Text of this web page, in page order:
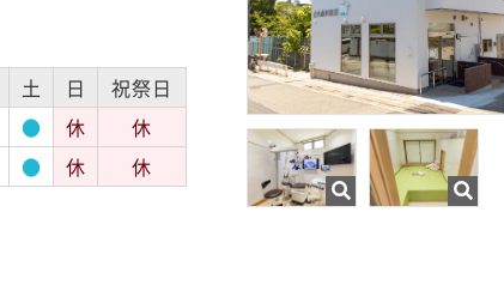
土 日
祝祭日
● 休
休
● 休
休